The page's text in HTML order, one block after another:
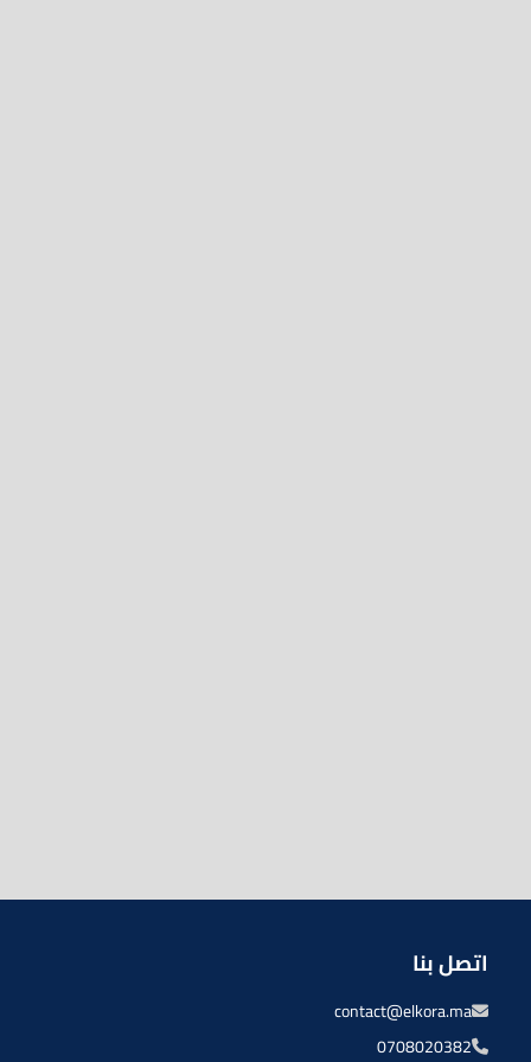
اتصل بنا
contact@elkora.ma
0708020382